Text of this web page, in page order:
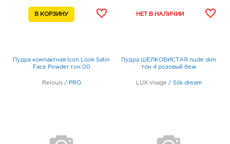
Пудра компактная Icon Look Satin
Face Powder тон 00
Relouis / PRO
Пудра ШЕЛКОВИСТАЯ nude skin
тон 4 розовый беж
LUX visage / Silk dream